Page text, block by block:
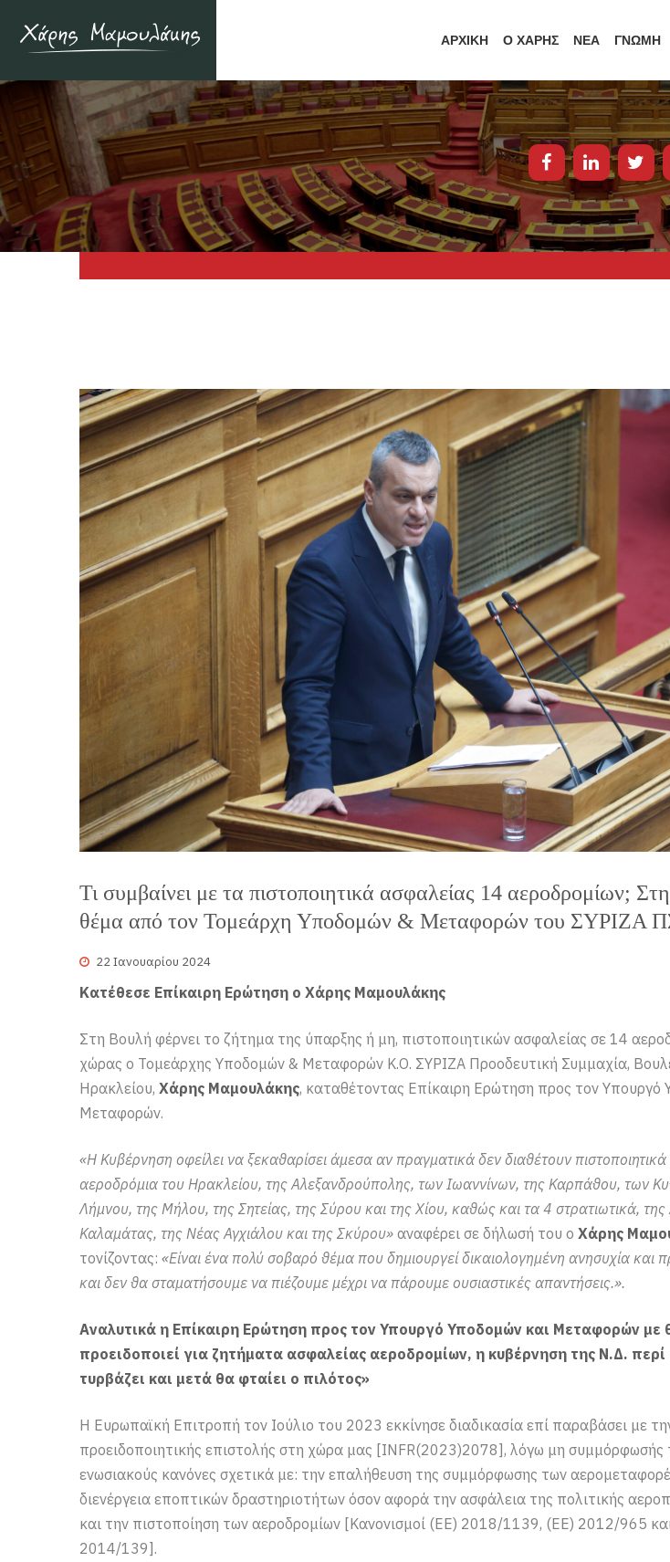
ΑΡΧΙΚΗ Ο ΧΑΡΗΣ ΝΕΑ ΓΝΩΜΗ
Τι συμβαίνει με τα πιστοποιητικά ασφαλείας 14 αεροδρομίων;
θέμα από τον Τομεάρχη Υποδομών & Μεταφορών του ΣΥΡΙΖΑ
22 Ιανουαρίου 2024
Κατέθεσε Επίκαιρη Ερώτηση ο Χάρης Μαμουλάκης
Στη Βουλή φέρνει το ζήτημα της ύπαρξης ή μη, πιστοποιητικών ασφαλείας σε 14
χώρας ο Τομεάρχης Υποδομών & Μεταφορών Κ.Ο. ΣΥΡΙΖΑ Προοδευτική Συμμαχία,
Ηρακλείου, Χάρης Μαμουλάκης, καταθέτοντας Επίκαιρη Ερώτηση προς τον Υπουργό
Μεταφορών.
«Η Κυβέρνηση οφείλει να ξεκαθαρίσει άμεσα αν πραγματικά δεν διαθέτουν
αεροδρόμια του Ηρακλείου, της Αλεξανδρούπολης, των Ιωαννίνων, της Καρπάθου, των
Λήμνου, της Μήλου, της Σητείας, της Σύρου και της Χίου, καθώς και τα 4 στρατιωτικά,
Καλαμάτας, της Νέας Αγχιάλου και της Σκύρου» αναφέρει σε δήλωσή του ο Χάρης
τονίζοντας: «Είναι ένα πολύ σοβαρό θέμα που δημιουργεί δικαιολογημένη ανησυχία και
και δεν θα σταματήσουμε να πιέζουμε μέχρι να πάρουμε ουσιαστικές απαντήσεις.».
Αναλυτικά η Επίκαιρη Ερώτηση προς τον Υπουργό Υποδομών και Μεταφορών με
προειδοποιεί για ζητήματα ασφαλείας αεροδρομίων, η κυβέρνηση της Ν.Δ.
τυρβάζει και μετά θα φταίει ο πιλότος»
Η Ευρωπαϊκή Επιτροπή τον Ιούλιο του 2023 εκκίνησε διαδικασία επί παραβάσει με
προειδοποιητικής επιστολής στη χώρα μας [INFR(2023)2078], λόγω μη συμμόρφωσής
ενωσιακούς κανόνες σχετικά με: την επαλήθευση της συμμόρφωσης των
διενέργεια εποπτικών δραστηριοτήτων όσον αφορά την ασφάλεια της πολιτικής
και την πιστοποίηση των αεροδρομίων [Κανονισμοί (ΕΕ) 2018/1139, (ΕΕ) 2012/965
2014/139].